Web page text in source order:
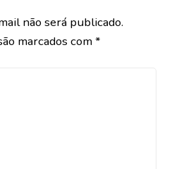
não será publicado.
marcados com*